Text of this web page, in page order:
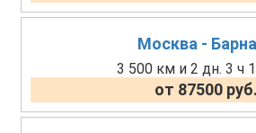
Москва -
3 500 км и 2 дн. 3 ч
от 87500 руб.